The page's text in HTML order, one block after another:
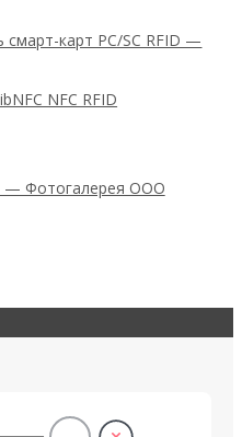
смарт-карт PC/SC RFID —
NFC RFID
— Фотогалерея ООО